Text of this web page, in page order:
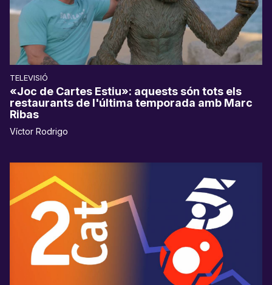
TELEVISIÓ
«Joc de Cartes Estiu»: aquests són tots els
restaurants de l'última temporada amb Marc
Ribas
Víctor Rodrigo